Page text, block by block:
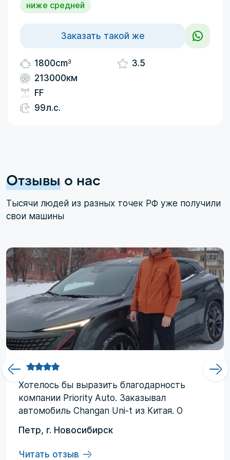
1800cm3
213000км
FF
99л.с.
3.5
ниже средней
Заказать такой же
Отзывы о нас
Тысячи людей из разных точек РФ уже получили
свои машины
Хотелоcь бы выразить благодарность
компании Priority Аuto. Заказывал
автомобиль Changan Uni-t из Китая. О
компании узнал от друзей и коллег по
работе. Работал со мной менеджер
Евгений, логисты Ольга и Регина. В начале
Петр, г. Новосибирск
Читать отзыв